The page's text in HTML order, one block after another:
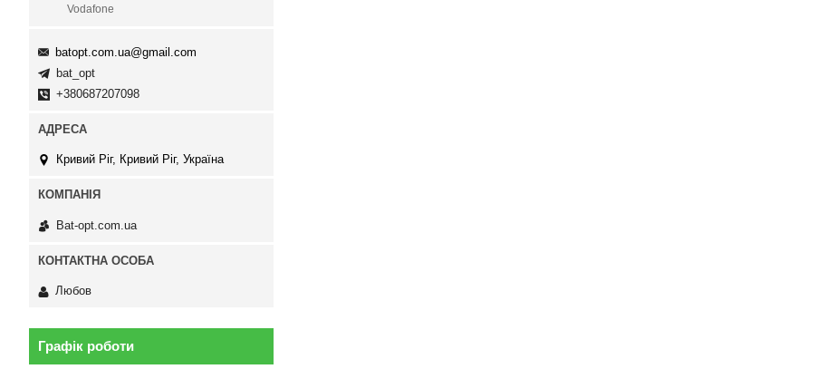
Vodafone
batopt.com.ua@gmail.com
bat_opt
+380687207098
Кривий Ріг, Кривий Ріг, Україна
Bat-opt.com.ua
Любов
Графік роботи